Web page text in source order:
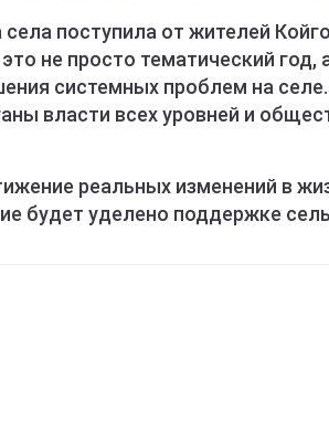
поступила от жителей
не просто тематический год,
системных проблем на
власти всех уровней и
реальных изменений в
будет уделено поддержке